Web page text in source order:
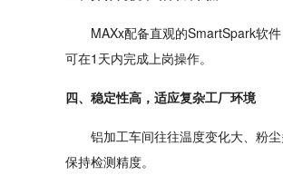
MAXx配备直观的SmartSpark软
可在1天内完成上岗操作。
四、稳定性高，适应复杂工厂环境
铝加工车间往往温度变化大、粉
保持检测精度。